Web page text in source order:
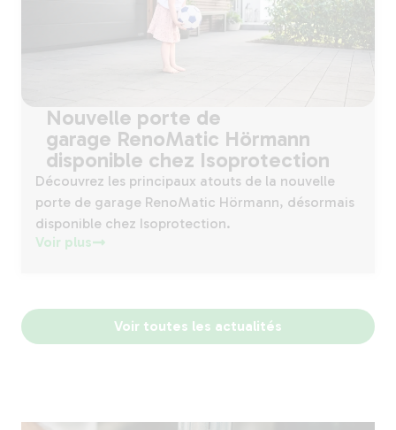
Nouvelle porte de
garage RenoMatic Hörmann
disponible chez Isoprotection
Découvrez les principaux atouts de la nouvelle
porte de garage RenoMatic Hörmann, désormais
disponible chez Isoprotection.
Voir plus
Voir toutes les actualités